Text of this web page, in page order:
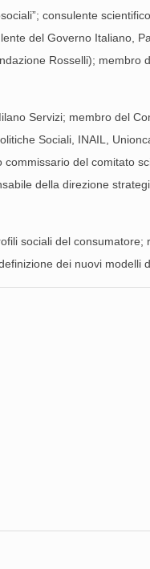
consulente
del Governo Italiano,
Rosselli); membro
Servizi; membro del
Sociali, INAIL,
del comitato
della direzione
sociali del
dei nuovi modelli